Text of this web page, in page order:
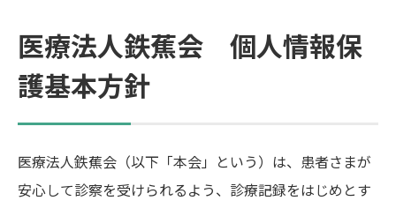
医療法人鉄蕉会 個人情報保
護基本方針
医療法人鉄蕉会（以下「本会」という）は、患者さまが
安心して診察を受けられるよう、診療記録をはじめとす